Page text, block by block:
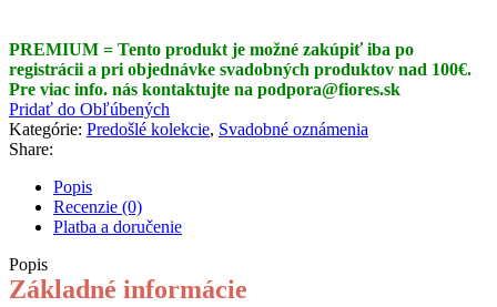
PREMIUM = Tento produkt je možné zakúpiť iba po
registrácii a pri objednávke svadobných produktov nad 100€.
Pre viac info. nás kontaktujte na podpora@fiores.sk
Pridať do Obľúbených
Kategórie: Predošlé kolekcie, Svadobné oznámenia
Share:
Popis
Recenzie (0)
Platba a doručenie
Popis
Základné informácie